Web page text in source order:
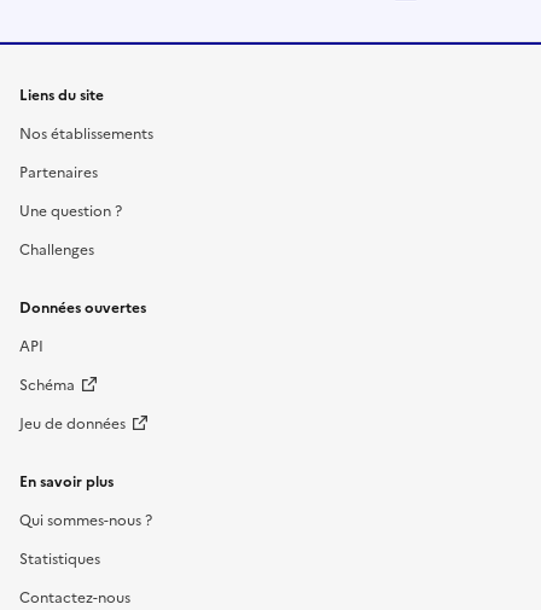
Liens du site
Nos établissements
Partenaires
Une question ?
Challenges
Données ouvertes
API
Schéma
Jeu de données
En savoir plus
Qui sommes-nous ?
Statistiques
Contactez-nous